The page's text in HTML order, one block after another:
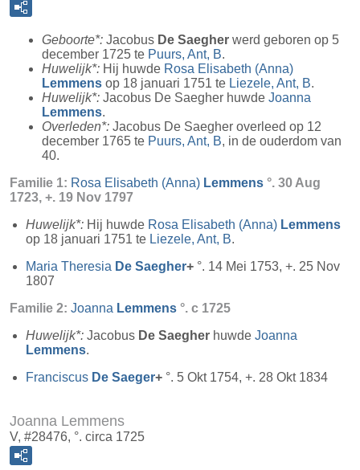
Geboorte*: Jacobus De Saegher werd geboren op 5
december 1725 te Puurs, Ant, B.
Huwelijk*: Hij huwde Rosa Elisabeth (Anna)
Lemmens op 18 januari 1751 te Liezele, Ant, B.
Huwelijk*: Jacobus De Saegher huwde Joanna
Lemmens.
Overleden*: Jacobus De Saegher overleed op 12
december 1765 te Puurs, Ant, B, in de ouderdom van
40.
Familie 1: Rosa Elisabeth (Anna) Lemmens °. 30 Aug
1723, +. 19 Nov 1797
Huwelijk*: Hij huwde Rosa Elisabeth (Anna) Lemmens
op 18 januari 1751 te Liezele, Ant, B.
Maria Theresia De Saegher+ °. 14 Mei 1753, +. 25 Nov
1807
Familie 2: Joanna Lemmens °. c 1725
Huwelijk*: Jacobus De Saegher huwde Joanna
Lemmens.
Franciscus De Saeger+ °. 5 Okt 1754, +. 28 Okt 1834
Joanna Lemmens
V, #28476, °. circa 1725